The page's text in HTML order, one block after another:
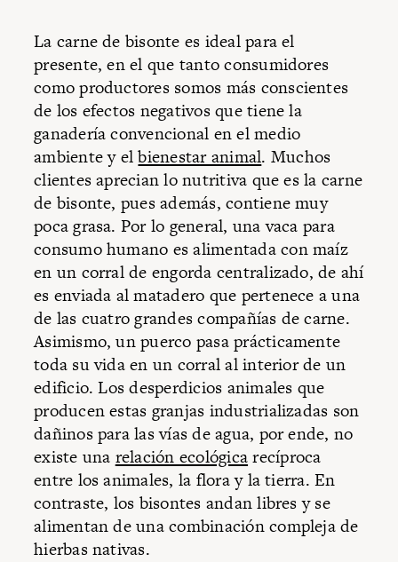
La carne de bisonte es ideal para el
presente, en el que tanto consumidores
como productores somos más conscientes
de los efectos negativos que tiene la
ganadería convencional en el medio
ambiente y elbienestar animal. Muchos
clientes aprecian lo nutritiva que es la carne
de bisonte, pues además, contiene muy
poca grasa. Por lo general, una vaca para
consumo humano es alimentada con maíz
en un corral de engorda centralizado, de ahí
es enviada al matadero que pertenece a una
de las cuatro grandes compañías de carne.
Asimismo, un puerco pasa prácticamente
toda su vida en un corral al interior de un
edificio. Los desperdicios animales que
producen estas granjas industrializadas son
dañinos para las vías de agua, por ende, no
existe una relación ecológicarecíproca
entre los animales, la flora y la tierra. En
contraste, los bisontes andan libres y se
alimentan de una combinación compleja de
hierbas nativas.